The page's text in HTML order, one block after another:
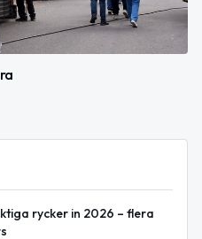
rycker in 2026 – flera